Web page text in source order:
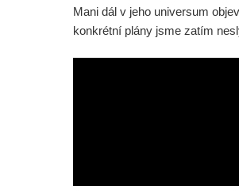
Mani dál v jeho universum
konkrétní plány jsme zatím